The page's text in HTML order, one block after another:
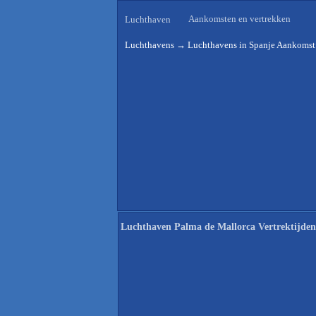
Luchthaven Aankomsten en vertrekken
Luchthavens → Luchthavens in Spanje
Luchthaven Palma de Mallorca Vertrektijden